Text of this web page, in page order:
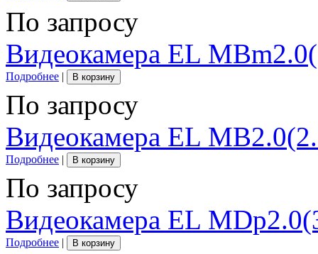
По запросу
Видеокамера EL
Подробнее | В корзину
По запросу
Видеокамера EL
Подробнее | В корзину
По запросу
Видеокамера EL
Подробнее | В корзину